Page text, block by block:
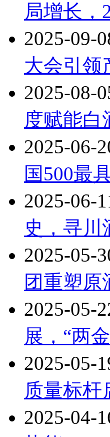
局增长，
2025-09-
大会引领
2025-08-
度赋能白
2025-06-
国500最
2025-06-
史，寻川
2025-05-
团重塑原
2025-05-
展，“两
2025-05-
质量标杆
2025-04-